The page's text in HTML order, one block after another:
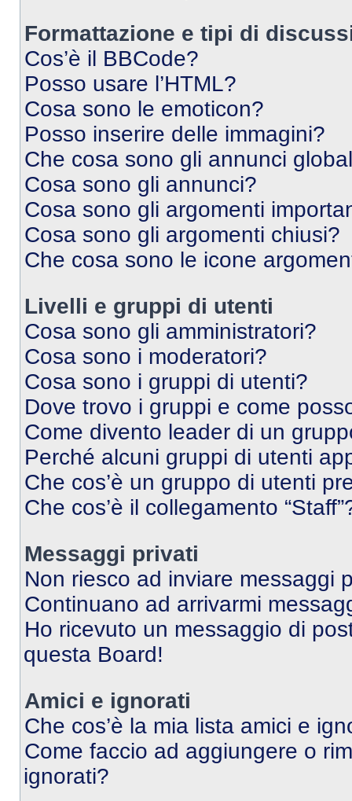
Formattazione e tipi di
Cos’è il BBCode?
Posso usare l’HTML?
Cosa sono le emoticon?
Posso inserire delle immagini?
Che cosa sono gli annunci
Cosa sono gli annunci?
Cosa sono gli argomenti
Cosa sono gli argomenti chiusi?
Che cosa sono le icone
Livelli e gruppi di utenti
Cosa sono gli amministratori?
Cosa sono i moderatori?
Cosa sono i gruppi di utenti?
Dove trovo i gruppi e come
Come divento leader di un
Perché alcuni gruppi di utenti
Che cos’è un gruppo di utenti
Che cos’è il collegamento
Messaggi privati
Non riesco ad inviare messaggi
Continuano ad arrivarmi
Ho ricevuto un messaggio di
questa Board!
Amici e ignorati
Che cos’è la mia lista amici e
Come faccio ad aggiungere o
ignorati?